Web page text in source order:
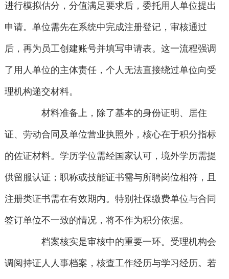
进行模拟估分，分值满足要求后，委托用人单位提出
申请。单位需先在系统中完成注册登记，审核通过
后，再为员工创建账号并填写申请表。这一流程强调
了用人单位的主体责任，个人无法直接绕过单位向受
理机构递交材料。
材料准备上，除了基本的身份证明、居住
证、劳动合同及单位营业执照外，核心在于积分指标
的佐证材料。学历学位需经国家认可，境外学历需提
供留服认证；职称或技能证书需与所聘岗位相符，且
注册类证书需在有效期内。特别社保缴费单位与合同
签订单位不一致的情况，将不作为积分依据。
档案核实是审核中的重要一环。受理机构会
调阅持证人人事档案，核查工作经历与学习经历。若